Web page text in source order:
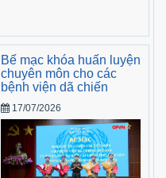
Bế mạc khóa huấn luyện
chuyên môn cho các
bệnh viện dã chiến
17/07/2026